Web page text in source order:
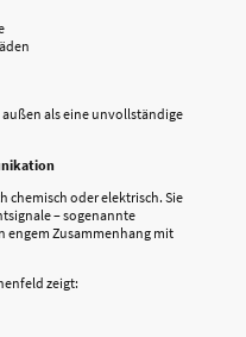
als eine unvollständige
chemisch oder elektrisch. Sie
– sogenannte
engem Zusammenhang mit
zeigt: